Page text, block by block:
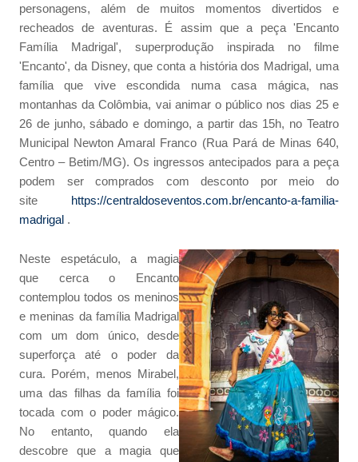
personagens, além de muitos momentos divertidos e
recheados de aventuras. É assim que a peça 'Encanto
Família Madrigal', superprodução inspirada no filme
'Encanto', da Disney, que conta a história dos Madrigal, uma
família que vive escondida numa casa mágica, nas
montanhas da Colômbia, vai animar o público nos dias 25 e
26 de junho, sábado e domingo, a partir das 15h, no Teatro
Municipal Newton Amaral Franco (Rua Pará de Minas 640,
Centro – Betim/MG). Os ingressos antecipados para a peça
podem ser comprados com desconto por meio do
site
https://centraldoseventos.com.br/encanto-a-familia-
madrigal .
Neste espetáculo, a magia
que cerca o Encanto
contemplou todos os meninos
e meninas da família Madrigal
com um dom único, desde
superforça até o poder da
cura. Porém, menos Mirabel,
uma das filhas da família foi
tocada com o poder mágico.
No entanto, quando ela
descobre que a magia que